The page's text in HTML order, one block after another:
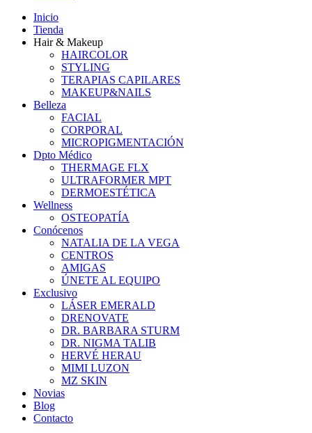
Inicio
Tienda
Hair & Makeup
HAIRCOLOR
STYLING
TERAPIAS CAPILARES
MAKEUP&NAILS
Belleza
FACIAL
CORPORAL
MICROPIGMENTACIÓN
Dpto Médico
THERMAGE FLX
ULTRAFORMER MPT
DERMOESTÉTICA
Wellness
OSTEOPATÍA
Conócenos
NATALIA DE LA VEGA
CENTROS
AMIGAS
ÚNETE AL EQUIPO
Exclusivo
LÁSER EMERALD
DRENOVATE
DR. BARBARA STURM
DR. NIGMA TALIB
HERVÉ HERAU
MIMI LUZON
MZ SKIN
Novias
Blog
Contacto